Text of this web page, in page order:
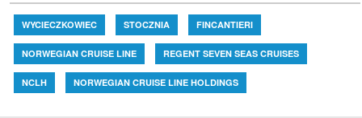
WYCIECZKOWIEC STOCZNIA FINCANTIERI
NORWEGIAN CRUISE LINE REGENT SEVEN SEAS CRUISES
NCLH NORWEGIAN CRUISE LINE HOLDINGS